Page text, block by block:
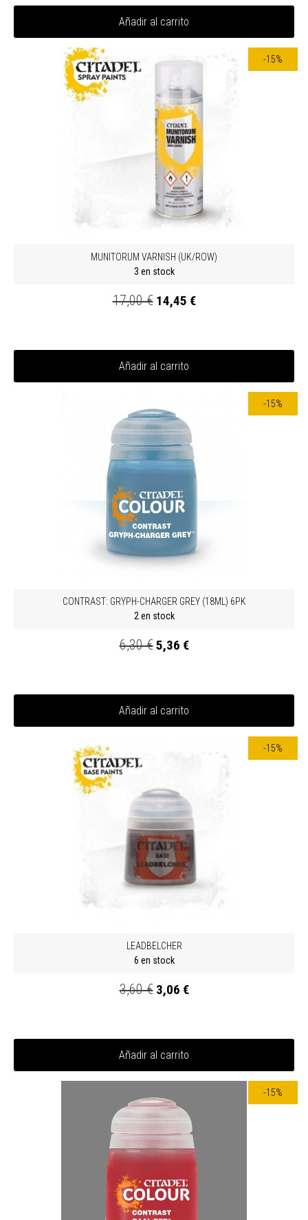
Añadir al carrito
-15%
MUNITORUM VARNISH (UK/ROW)
3 en stock
17,00 € 14,45 €
Añadir al carrito
-15%
CONTRAST: GRYPH-CHARGER GREY (18ML) 6PK
2 en stock
6,30 €5,36 €
Añadir al carrito
-15%
LEADBELCHER
6 en stock
3,60 € 3,06 €
Añadir al carrito
-15%